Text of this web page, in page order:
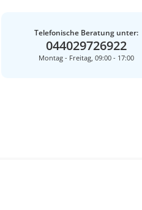
Telefonische Beratung unter:
044029726922
Montag - Freitag, 09:00 - 17:00